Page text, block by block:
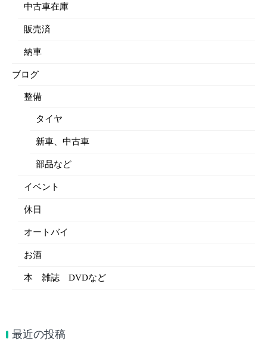
中古車在庫
販売済
納車
ブログ
整備
タイヤ
新車、中古車
部品など
イベント
休日
オートバイ
お酒
本 雑誌 DVDなど
最近の投稿